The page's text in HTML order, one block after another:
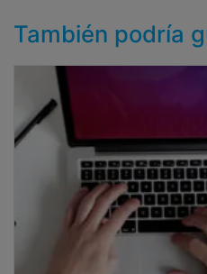
También podría